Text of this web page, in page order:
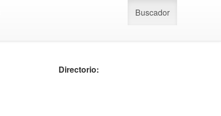
Buscador
Directorio: